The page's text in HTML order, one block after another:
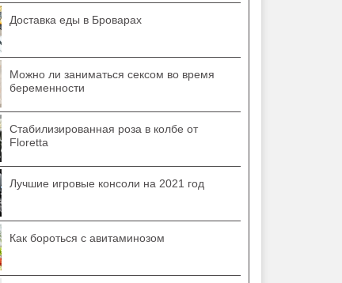
Доставка еды в Броварах
Можно ли заниматься сексом во время
беременности
Стабилизированная роза в колбе от
Floretta
Лучшие игровые консоли на 2021 год
Как бороться с авитаминозом